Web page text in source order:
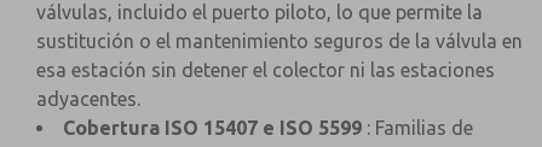
válvulas, incluido el puerto piloto, lo que permite la
sustitución o el mantenimiento seguros de la válvula en
esa estación sin detener el colector ni las estaciones
adyacentes.
Cobertura ISO 15407 e ISO 5599 : Familias de